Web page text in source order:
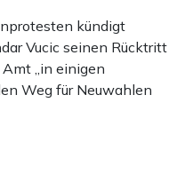
kündigt
Vucic seinen Rücktritt
„in einigen
Weg für Neuwahlen